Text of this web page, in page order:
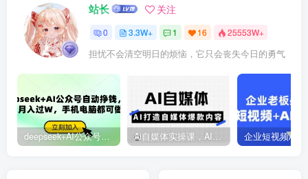
站长 关注
0 3.3W+ 1 16 25553W+
担忧不会清空明日的烦恼，它只会丧失今日的勇气
deepseek+AI公众号自动挣钱，轻松月入过W，手机电脑都可做 Ai自媒体实操课，AI打造自媒体爆款内容